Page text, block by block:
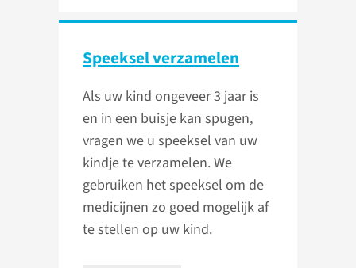
Speeksel verzamelen
Als uw kind ongeveer 3 jaar is
en in een buisje kan spugen,
vragen we u speeksel van uw
kindje te verzamelen. We
gebruiken het speeksel om de
medicijnen zo goed mogelijk af
te stellen op uw kind.